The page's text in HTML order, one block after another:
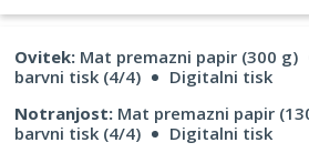
Ovitek: Mat premazni papir (300 g)
barvni tisk (4/4)
Digitalni tisk
Notranjost: Mat premazni papir
barvni tisk (4/4)
Digitalni tisk